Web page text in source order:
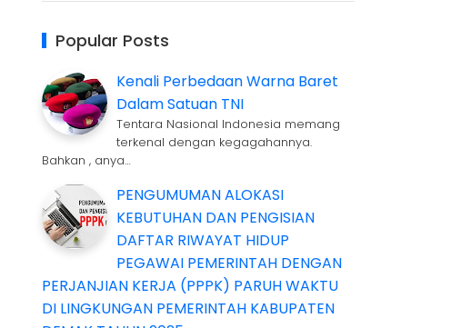
Popular Posts
Kenali Perbedaan Warna Baret
Dalam Satuan TNI
Tentara Nasional Indonesia memang
terkenal dengan kegagahannya.
Bahkan , anya…
PENGUMUMAN ALOKASI
KEBUTUHAN DAN PENGISIAN
DAFTAR RIWAYAT HIDUP
PEGAWAI PEMERINTAH DENGAN
PERJANJIAN KERJA (PPPK) PARUH WAKTU
DI LINGKUNGAN PEMERINTAH KABUPATEN